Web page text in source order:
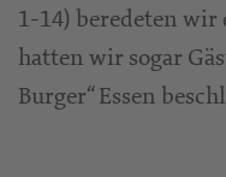
1-14) beredeten
hatten wir sogar
Burger“ Essen